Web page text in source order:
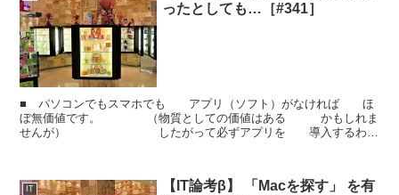
ったとしても…［#341］
■ パソコンでもスマホでも アプリ（ソフト）がなければ ほ
ぼ無価値です。 （物質としての価値はある かもしれま
せんが） したがって必ずアプリを 導入するわけ
IT
【IT論考β】 「Macを探す」 を有